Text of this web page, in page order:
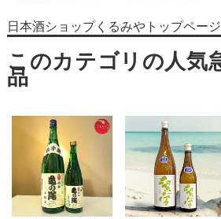
日本酒ショップくるみやトップページ